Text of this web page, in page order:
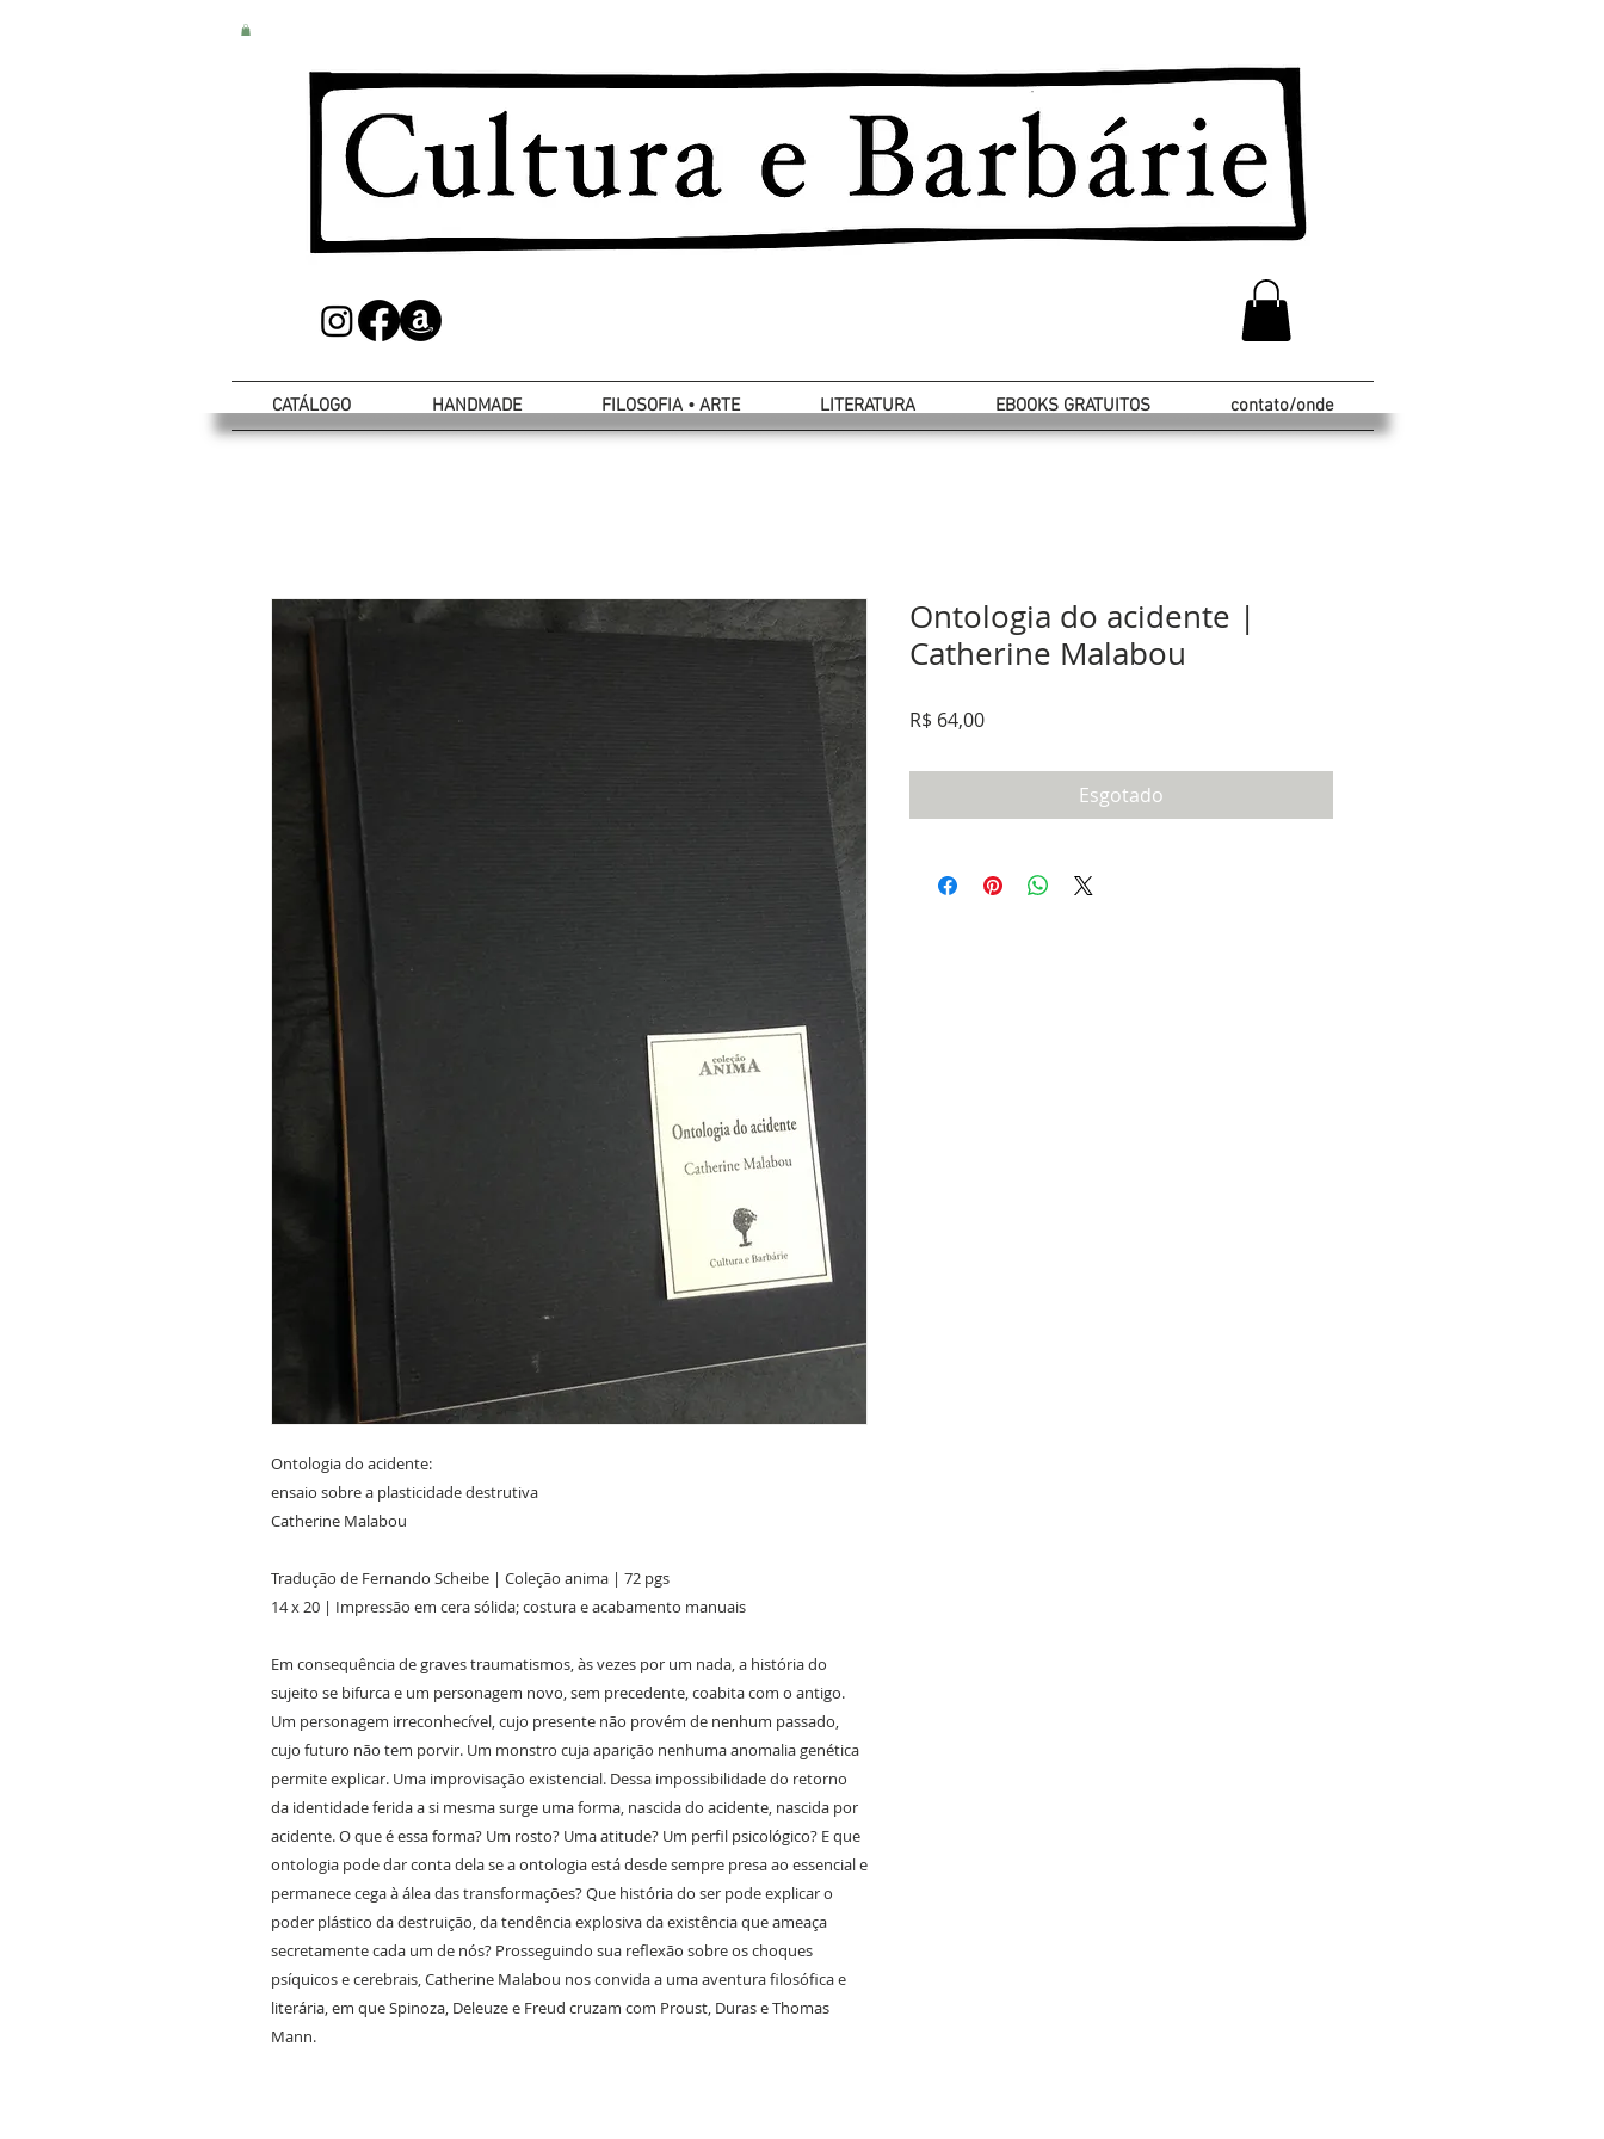
CATÁLOGO HANDMADE FILOSOFIA • ARTE LITERATURA EBOOKS GRATUITOS contato/onde
Ontologia do acidente:
ensaio sobre a plasticidade destrutiva
Catherine Malabou
Tradução de Fernando Scheibe | Coleção anima | 72 pgs
14 x 20 | Impressão em cera sólida; costura e acabamento manuais
Em consequência de graves traumatismos, às vezes por um nada, a história do
sujeito se bifurca e um personagem novo, sem precedente, coabita com o antigo.
Um personagem irreconhecível, cujo presente não provém de nenhum passado,
cujo futuro não tem porvir. Um monstro cuja aparição nenhuma anomalia genética
permite explicar. Uma improvisação existencial. Dessa impossibilidade do retorno
da identidade ferida a si mesma surge uma forma, nascida do acidente, nascida por
acidente. O que é essa forma? Um rosto? Uma atitude? Um perfil psicológico? E que
ontologia pode dar conta dela se a ontologia está desde sempre presa ao essencial e
permanece cega à álea das transformações? Que história do ser pode explicar o
poder plástico da destruição, da tendência explosiva da existência que ameaça
secretamente cada um de nós? Prosseguindo sua reflexão sobre os choques
psíquicos e cerebrais, Catherine Malabou nos convida a uma aventura filosófica e
literária, em que Spinoza, Deleuze e Freud cruzam com Proust, Duras e Thomas
Mann.
Ontologia do acidente |
Catherine Malabou
R$ 64,00Preço
Esgotado